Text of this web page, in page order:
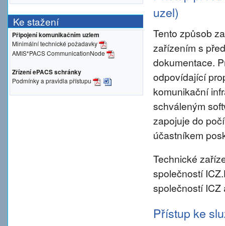
Ke stažení
Připojení komunikačním uzlem
Minimální technické požadavky
AMIS*PACS CommunicationNode
Zřízení ePACS schránky
Podmínky a pravidla přístupu
uzel)
Tento způsob
zařízením s
dokumentace.
odpovídající
komunikační
schváleným
zapojuje do
účastníkem
Technické
společností
společností ICZ
Přístup ke